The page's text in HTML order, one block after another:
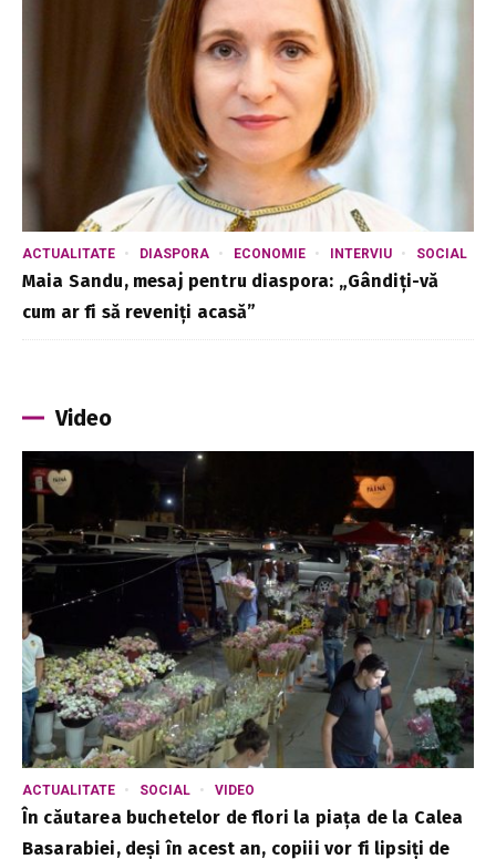
ACTUALITATE DIASPORA ECONOMIE INTERVIU SOCIAL
Maia Sandu, mesaj pentru diaspora: „Gândiți-vă
cum ar fi să reveniți acasă”
Video
ACTUALITATE SOCIAL VIDEO
În căutarea buchetelor de flori la piața de la Calea
Basarabiei, deși în acest an, copiii vor fi lipsiți de